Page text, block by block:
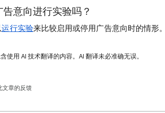
意向进行实验吗？
运行实验来比较启用或停用广告意向时的情形。
使用 AI 技术翻译的内容。AI 翻译未必准确无误。
文章的反馈